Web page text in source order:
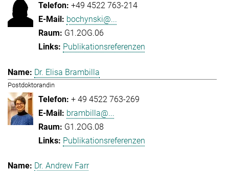
+49 4522 763-214
bochynski@...
G1.2OG.06
Publikationsreferenzen
Dr. Elisa Brambilla
Postdoktorandin
+ 49 4522 763-269
brambilla@...
G1.2OG.08
Publikationsreferenzen
Dr. Andrew Farr